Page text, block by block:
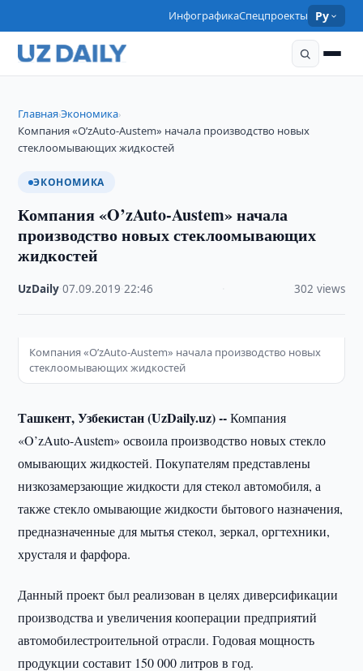
ИнфографикаСпецпроекты Ру
Главная›Экономика›
Компания «O’zAuto-Austem» начала производство новых
стеклоомывающих жидкостей
ЭКОНОМИКА
Компания «O’zAuto-Austem» начала
производство новых стеклоомывающих
жидкостей
UzDaily ·07.09.2019 ·22:46 302 views
Компания «O’zAuto-Austem» начала производство новых
стеклоомывающих жидкостей
Ташкент, Узбекистан (UzDaily.uz) --Компания
«O’zAuto-Austem» освоила производство новых стекло
омывающих жидкостей. Покупателям представлены
низкозамерзающие жидкости для стекол автомобиля, а
также стекло омывающие жидкости бытового назначения,
предназначенные для мытья стекол, зеркал, оргтехники,
хрусталя и фарфора.
Данный проект был реализован в целях диверсификации
производства и увеличения кооперации предприятий
автомобилестроительной отрасли. Годовая мощность
продукции составит 150 000 литров в год.